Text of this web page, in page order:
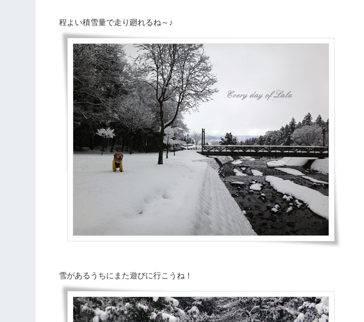
程よい積雪量で走り廻れるね～♪
雪があるうちにまた遊びに行こうね！